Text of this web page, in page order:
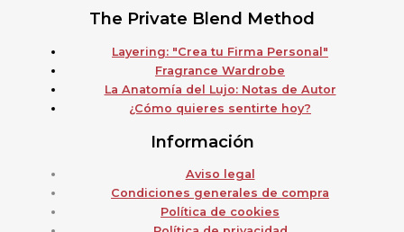
The Private Blend Method
Layering: "Crea tu Firma Personal"
Fragrance Wardrobe
La Anatomía del Lujo: Notas de Autor
¿Cómo quieres sentirte hoy?
Información
Aviso legal
Condiciones generales de compra
Política de cookies